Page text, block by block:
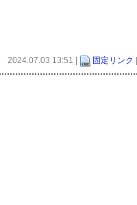
2024.07.03 13:51 | 固定リンク